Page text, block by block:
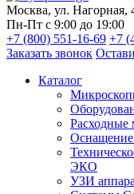
Москва, ул. Нагорная,
Пн-Пт с 9:00 до 19:00
+7 (800) 551-16-69 +7
Заказать звонок
Каталог
ЭКО
УЗИ